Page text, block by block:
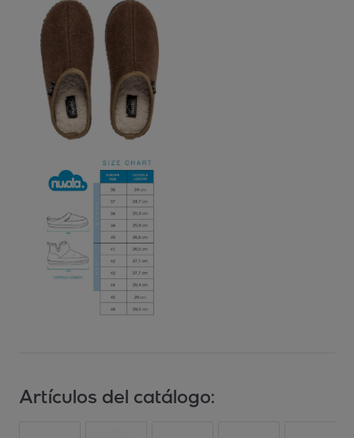
Artículos del catálogo: